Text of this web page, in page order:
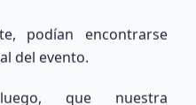
podían encontrarse
del evento.
que nuestra